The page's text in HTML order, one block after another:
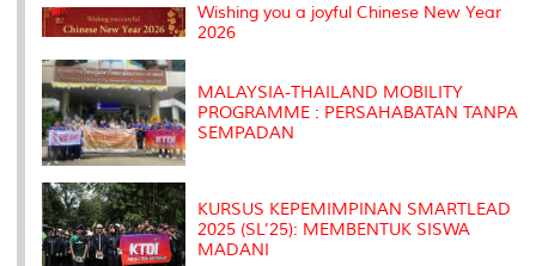
s
Wishing you a joyful Chinese New Year
2026
MALAYSIA-THAILAND MOBILITY
PROGRAMME : PERSAHABATAN TANPA
SEMPADAN
KURSUS KEPEMIMPINAN SMARTLEAD
2025 (SL’25): MEMBENTUK SISWA
MADANI